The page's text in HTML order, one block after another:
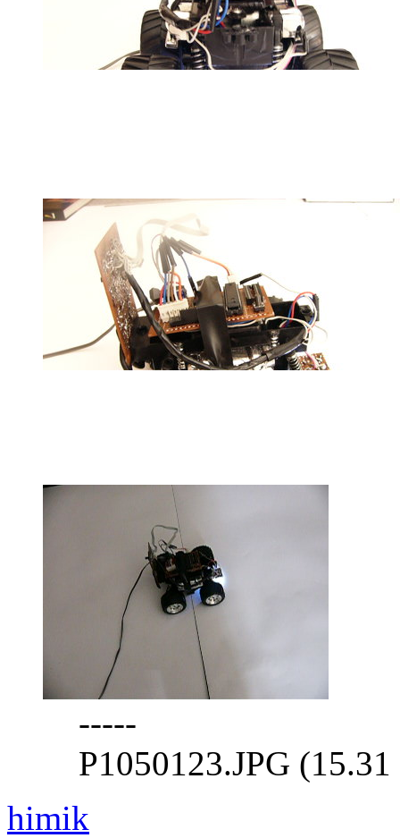
-----
P1050123.JPG
himik